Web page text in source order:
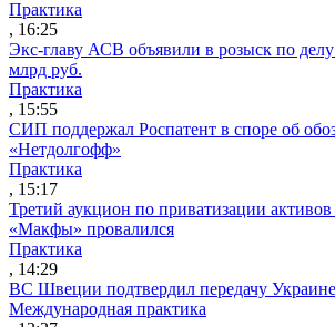
Практика
, 16:25
Экс-главу АСВ объявили в розыск по
млрд руб.
Практика
, 15:55
СИП поддержал Роспатент в споре об
«Нетдолгофф»
Практика
, 15:17
Третий аукцион по приватизации активов
«Макфы» провалился
Практика
, 14:29
ВС Швеции подтвердил передачу Украине
Международная практика